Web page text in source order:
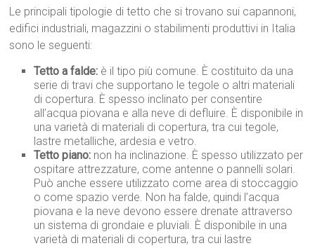
Le principali tipologie di tetto che si trovano sui capannoni,
edifici industriali, magazzini o stabilimenti produttivi in Italia
sono le seguenti:
Tetto a falde: è il tipo più comune. È costituito da una
serie di travi che supportano le tegole o altri materiali
di copertura. È spesso inclinato per consentire
all’acqua piovana e alla neve di defluire. È disponibile in
una varietà di materiali di copertura, tra cui tegole,
lastre metalliche, ardesia e vetro.
Tetto piano: non ha inclinazione. È spesso utilizzato per
ospitare attrezzature, come antenne o pannelli solari.
Può anche essere utilizzato come area di stoccaggio
o come spazio verde. Non ha falde, quindi l’acqua
piovana e la neve devono essere drenate attraverso
un sistema di grondaie e pluviali. È disponibile in una
varietà di materiali di copertura, tra cui lastre